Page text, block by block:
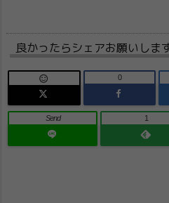
良かったらシェアお願いしま
 0
Send 1